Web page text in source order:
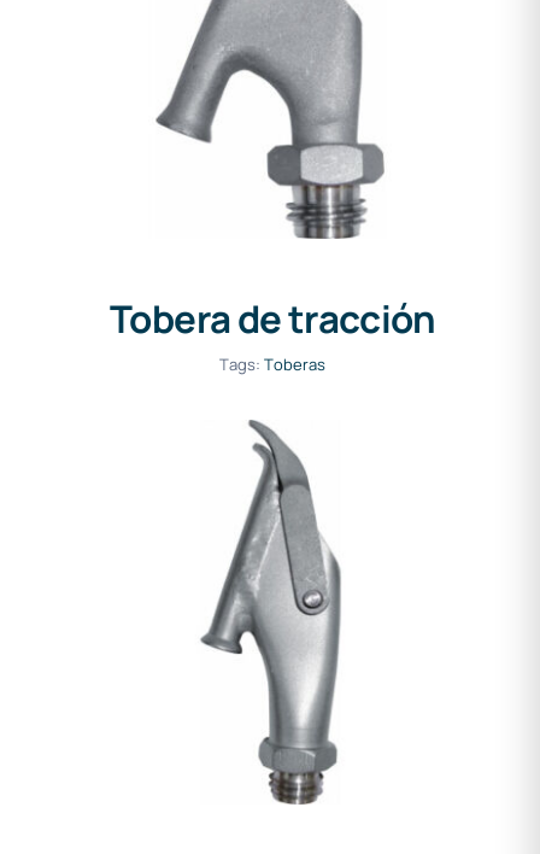
Tobera de tracción
Tobera de tracción
Tags:Toberas
Tobera de tracción con
extremo de presión